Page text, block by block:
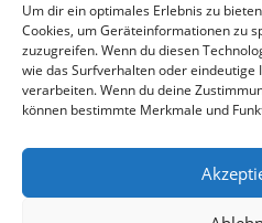
Um dir ein optimales Erlebnis zu
Cookies, um Geräteinformationen zu
zuzugreifen. Wenn du diesen
wie das Surfverhalten oder eindeutige
verarbeiten. Wenn du deine
können bestimmte Merkmale und
Website